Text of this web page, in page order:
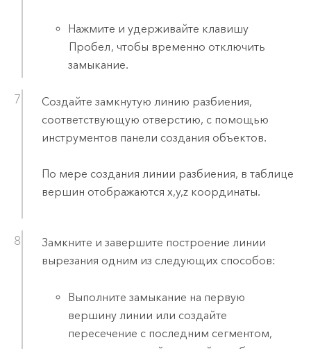
Нажмите и удерживайте клавишу
Пробел, чтобы временно отключить
замыкание.
Создайте замкнутую линию разбиения,
соответствующую отверстию, с помощью
инструментов панели создания объектов.
По мере создания линии разбиения, в таблице
вершин отображаются x,y,z координаты.
Замкните и завершите построение линии
вырезания одним из следующих способов:
Выполните замыкание на первую
вершину линии или создайте
пересечение с последним сегментом,